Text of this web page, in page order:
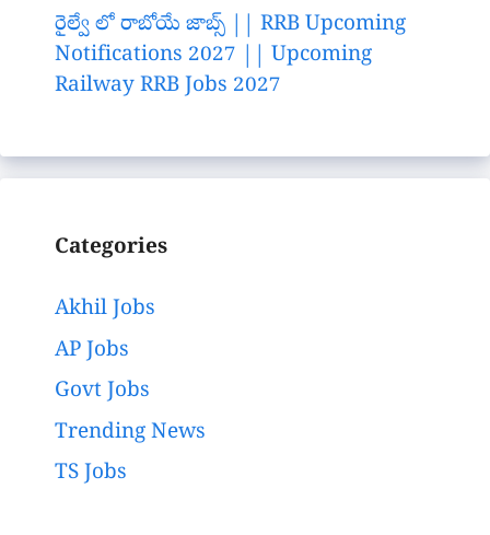
రైల్వే లో రాబోయే జాబ్స్ || RRB Upcoming
Notifications 2027 || Upcoming
Railway RRB Jobs 2027
Categories
Akhil Jobs
AP Jobs
Govt Jobs
Trending News
TS Jobs